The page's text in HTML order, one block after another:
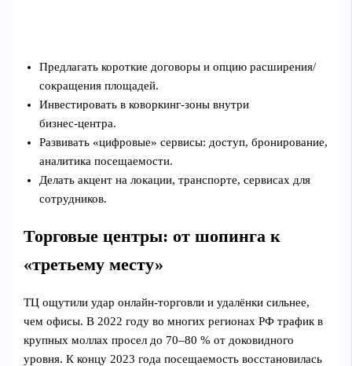
Предлагать короткие договоры и опцию расширения/
сокращения площадей.
Инвестировать в коворкинг‑зоны внутри
бизнес‑центра.
Развивать «цифровые» сервисы: доступ, бронирование,
аналитика посещаемости.
Делать акцент на локации, транспорте, сервисах для
сотрудников.
Торговые центры: от шопинга к
«третьему месту»
ТЦ ощутили удар онлайн‑торговли и удалёнки сильнее,
чем офисы. В 2022 году во многих регионах РФ трафик в
крупных моллах просел до 70–80 % от доковидного
уровня. К концу 2023 года посещаемость восстановилась